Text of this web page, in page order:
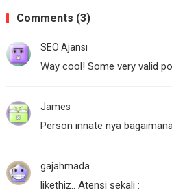
Comments (3)
SEO Ajansı
Way cool! Some very valid
James
Person innate nya
gajahmada
likethiz.. Atensi sekali :